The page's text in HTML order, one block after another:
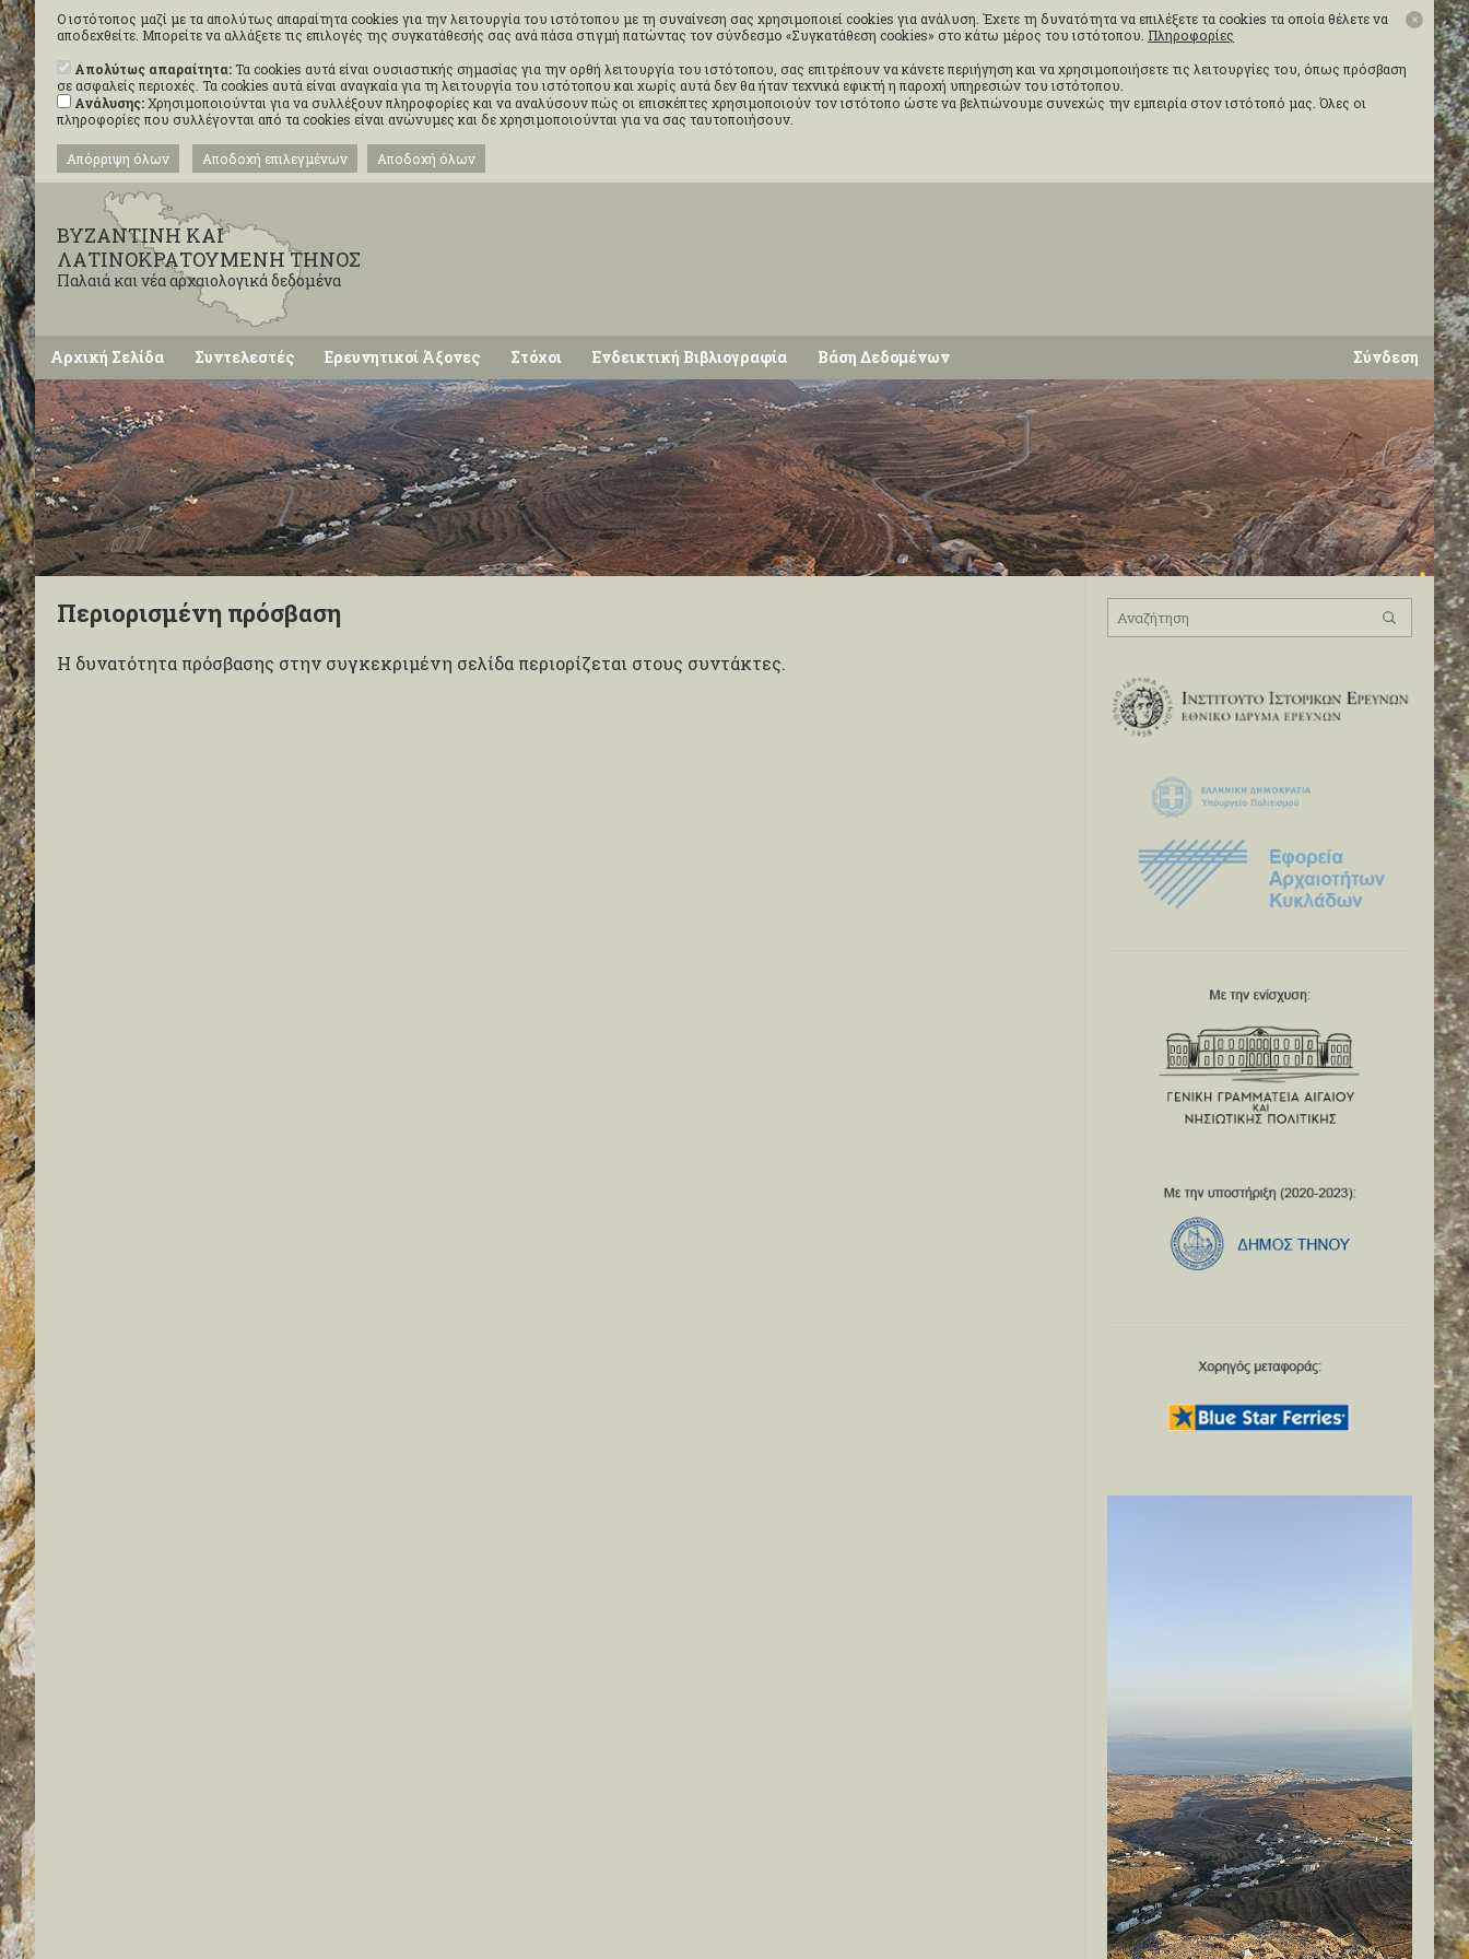
Ο ιστότοπος μαζί με τα απολύτως απαραίτητα cookies για την λειτουργία του ιστότοπου με τη συναίνεση σας χρησιμοποιεί cookies για ανάλυση. Έχετε τη δυνατότητα να επιλέξετε τα cookies τα οποία θέλετε να
αποδεχθείτε. Μπορείτε να αλλάξετε τις επιλογές της συγκατάθεσής σας ανά πάσα στιγμή πατώντας τον σύνδεσμο «Συγκατάθεση cookies» στο κάτω μέρος του ιστότοπου. Πληροφορίες
Απολύτως απαραίτητα:Τα cookies αυτά είναι ουσιαστικής σημασίας για την ορθή λειτουργία του ιστότοπου, σας επιτρέπουν να κάνετε περιήγηση και να χρησιμοποιήσετε τις λειτουργίες του, όπως πρόσβαση
σε ασφαλείς περιοχές. Τα cookies αυτά είναι αναγκαία για τη λειτουργία του ιστότοπου και χωρίς αυτά δεν θα ήταν τεχνικά εφικτή η παροχή υπηρεσιών του ιστότοπου.
Ανάλυσης:Χρησιμοποιούνται για να συλλέξουν πληροφορίες και να αναλύσουν πώς οι επισκέπτες χρησιμοποιούν τον ιστότοπο ώστε να βελτιώνουμε συνεχώς την εμπειρία στον ιστότοπό μας. Όλες οι
πληροφορίες που συλλέγονται από τα cookies είναι ανώνυμες και δε χρησιμοποιούνται για να σας ταυτοποιήσουν.
Απόρριψη όλων Αποδοχή επιλεγμένων Αποδοχή όλων
✕
ΒΥΖΑΝΤΙΝΗ ΚΑΙ
ΛΑΤΙΝΟΚΡΑΤΟΥΜΕΝΗ ΤΗΝΟΣ
Παλαιά και νέα αρχαιολογικά δεδομένα
Σύνδεση
Αρχική Σελίδα Συντελεστές Ερευνητικοί Άξονες Στόχοι Ενδεικτική Βιβλιογραφία Βάση Δεδομένων
Περιορισμένη πρόσβαση
Η δυνατότητα πρόσβασης στην συγκεκριμένη σελίδα περιορίζεται στους συντάκτες.